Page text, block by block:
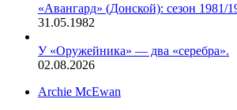
«Авангард» (Донской): сезон 1981/
31.05.1982
У «Оружейника» — два «серебра».
02.08.2026
Archie McEwan